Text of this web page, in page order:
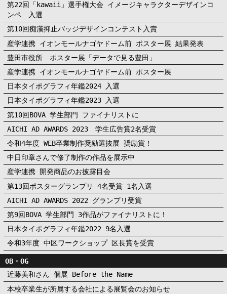
第22回「kawaii」選手権大会 イメージキャラクターデザインコ
ンペ 入選
第10回痴漢抑止バッジデザインコンテスト入賞
産学連携 イオンモールナゴヤドーム前 ポスター展 結果発表
豊田市役所 ポスター展「データで見る豊田」
産学連携 イオンモールナゴヤドーム前 ポスター展
日本タイポグラフィ年鑑2024 入選
日本タイポグラフィ年鑑2023 入選
第10回BOVA 学生部門 ファイナリストに
AICHI AD AWARDS 2023 学生広告賞2名受賞
令和4年度 WEB卒業制作奨励選抜展 奨励賞！
中日印章さんで修了制作の作品を展示中
産学連携 開発商品のお披露目会
第13回ポスターグランプリ 4名受賞 1名入選
AICHI AD AWARDS 2022 グランプリ受賞
第9回BOVA 学生部門 3作品がファイナリストに！
日本タイポグラフィ年鑑2022 9名入選
令和3年度 中区ワークショップ 区長賞を受賞
OB・OG
近藤美和さん 個展 Before the Name
本校卒業生が所属する会社による展覧会のお知らせ